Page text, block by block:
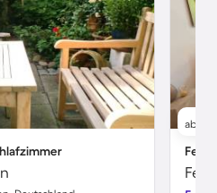
ab